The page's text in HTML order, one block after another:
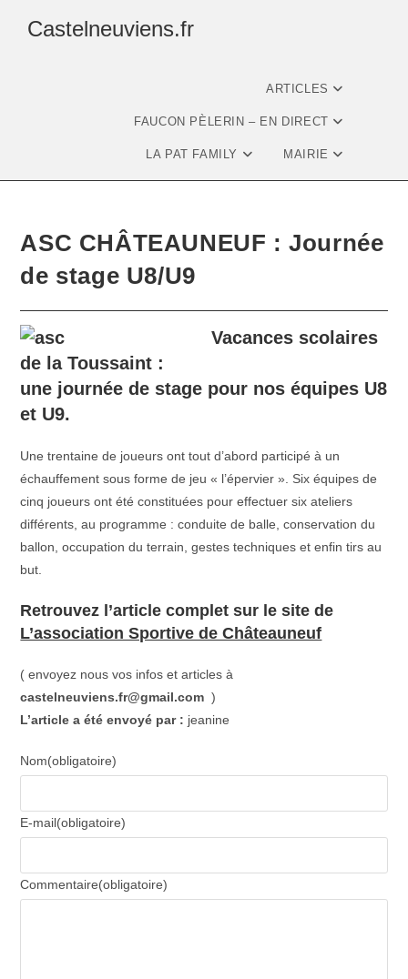
Castelneuviens.fr
ARTICLES
FAUCON PÈLERIN – EN DIRECT
LA PAT FAMILY MAIRIE
ASC CHÂTEAUNEUF : Journée
de stage U8/U9
Vacances scolaires
de la Toussaint :
une journée de stage pour nos équipes U8
et U9.
Une trentaine de joueurs ont tout d’abord participé à un
échauffement sous forme de jeu « l’épervier ». Six équipes de
cinq joueurs ont été constituées pour effectuer six ateliers
différents, au programme : conduite de balle, conservation du
ballon, occupation du terrain, gestes techniques et enfin tirs au
but.
Retrouvez l’article complet sur le site de
L’association Sportive de Châteauneuf
( envoyez nous vos infos et articles à
castelneuviens.fr@gmail.com )
L’article a été envoyé par: jeanine
Nom(obligatoire)
E-mail(obligatoire)
Commentaire(obligatoire)